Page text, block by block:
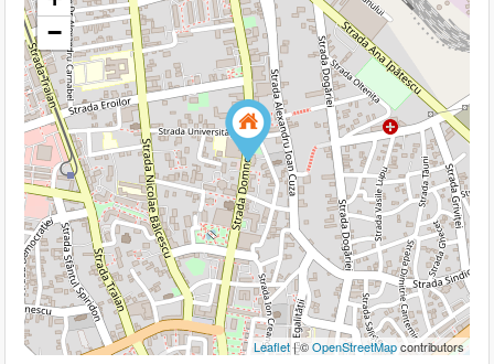
−
Leaflet| ©OpenStreetMapcontributors